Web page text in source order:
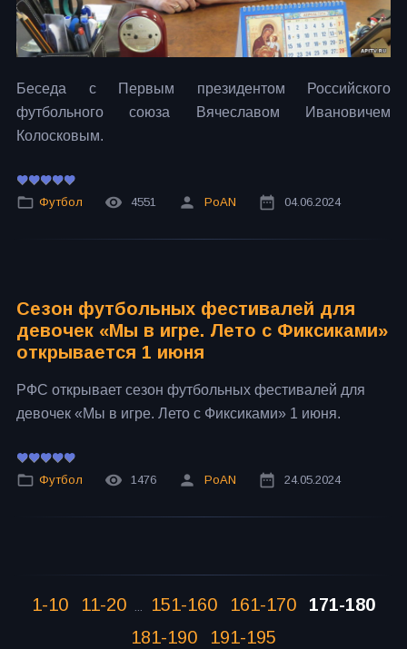
Беседа с Первым президентом Российского
футбольного союза Вячеславом Ивановичем
Колосковым.
Футбол 4551 PoAN 04.06.2024
Сезон футбольных фестивалей для
девочек «Мы в игре. Лето с Фиксиками»
открывается 1 июня
РФС открывает сезон футбольных фестивалей для
девочек «Мы в игре. Лето с Фиксиками» 1 июня.
Футбол 1476 PoAN 24.05.2024
1-10 11-20 ... 151-160 161-170
171-180
181-190
191-195